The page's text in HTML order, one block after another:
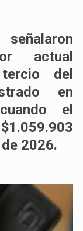
actual
del
en
el
2026.